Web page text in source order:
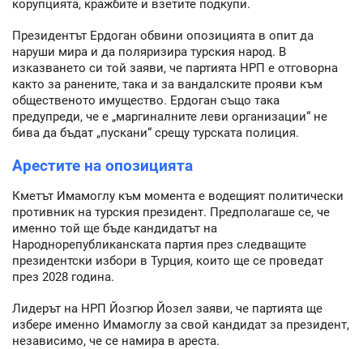
корупцията, кражбите и взетите подкупи.
Президентът Ердоган обвини опозицията в опит да
наруши мира и да поляризира турския народ. В
изказването си той заяви, че партията НРП е отговорна
както за ранените, така и за вандалските прояви към
общественото имущество. Ердоган също така
предупреди, че е „маргиналните леви организации“ не
бива да бъдат „пускани“ срещу турската полиция.
Арестите на опозицията
Кметът Имамоглу към момента е водещият политически
противник на турския президент. Предполагаше се, че
именно той ще бъде кандидатът на
Народнорепубликанската партия през следващите
президентски избори в Турция, които ще се проведат
през 2028 година.
Лидерът на НРП Йозгюр Йозел заяви, че партията ще
избере именно Имамоглу за свой кандидат за президент,
независимо, че се намира в ареста.